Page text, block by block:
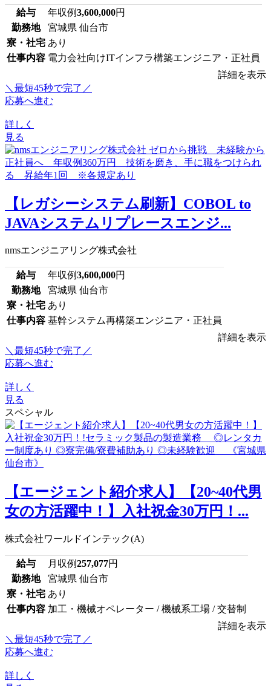
給与 年収例3,600,000円
勤務地
宮城県 仙台市
寮・社宅 あり
仕事内容 電力会社向けITインフラ構築エンジニア・正社員
詳細を表示
＼最短45秒で完了／
応募へ進む
詳しく
見る
【レガシーシステム刷新】COBOL to
JAVAシステムリプレースエンジ...
nmsエンジニアリング株式会社
給与 年収例3,600,000円
勤務地
宮城県 仙台市
寮・社宅 あり
仕事内容 基幹システム再構築エンジニア・正社員
詳細を表示
＼最短45秒で完了／
応募へ進む
詳しく
見る
スペシャル
【エージェント紹介求人】【20~40代男
女の方活躍中！】入社祝金30万円！...
株式会社ワールドインテック(A)
給与 月収例257,077円
勤務地
宮城県 仙台市
寮・社宅 あり
仕事内容 加工・機械オペレーター / 機械系工場 / 交替制
詳細を表示
＼最短45秒で完了／
応募へ進む
詳しく